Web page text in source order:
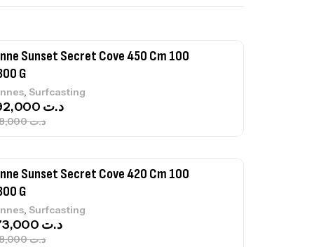
Sunset Secret Cove 450 Cm 100
G
, Surfcasting
د.ت768,000
د.ت
Sunset Secret Cove 420 Cm 100
G
, Surfcasting
د.ت748,000
د.ت